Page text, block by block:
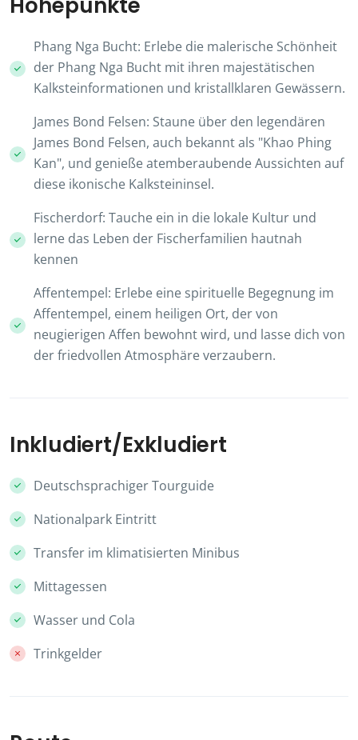
Phang Nga Bucht: Erlebe die malerische Schönheit
der Phang Nga Bucht mit ihren majestätischen
Kalksteinformationen und kristallklaren Gewässern.
James Bond Felsen: Staune über den legendären
James Bond Felsen, auch bekannt als "Khao Phing
Kan", und genieße atemberaubende Aussichten auf
diese ikonische Kalksteininsel.
Fischerdorf: Tauche ein in die lokale Kultur und
lerne das Leben der Fischerfamilien hautnah
kennen
Affentempel: Erlebe eine spirituelle Begegnung im
Affentempel, einem heiligen Ort, der von
neugierigen Affen bewohnt wird, und lasse dich von
der friedvollen Atmosphäre verzaubern.
Inkludiert/Exkludiert
Deutschsprachiger Tourguide
Nationalpark Eintritt
Transfer im klimatisierten Minibus
Mittagessen
Wasser und Cola
Trinkgelder